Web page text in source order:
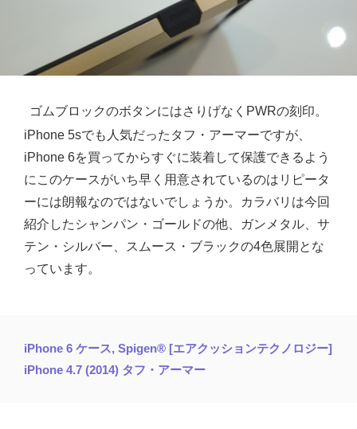
ゴムブロックのボタンにはさりげなくPWRの刻印。
iPhone 5sでも人気だったタフ・アーマーですが、
iPhone 6を買ってからすぐに装着して保護できるよう
にこのケースがいち早く用意されているのはリピータ
ーには朗報なのではないでしょうか。カラバリは今回
紹介したシャンパン・ゴールドの他、ガンメタル、サ
テン・シルバー、スムース・ブラックの4色展開とな
っています。
iPhone 6 ケース, Spigen® [エアクッションテクノロジー]
iPhone 4.7 (2014) タフ・アーマー